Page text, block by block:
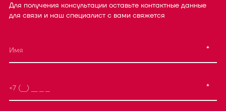
Для получения консультации оставьте контактные данные
для связи и наш специалист с вами свяжется
*
*